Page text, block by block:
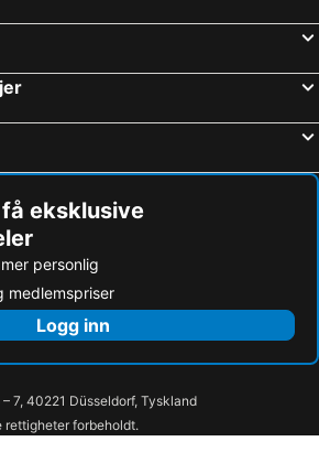
eksklusive
personlig
medlemspriser
Logg inn
7, 40221 Düsseldorf, Tyskland
forbeholdt.